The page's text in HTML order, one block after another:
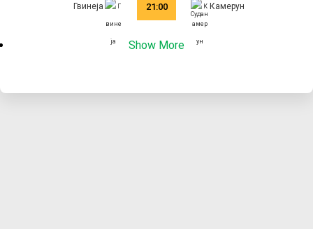
Гвинеја 21:00 Камерун
Show More